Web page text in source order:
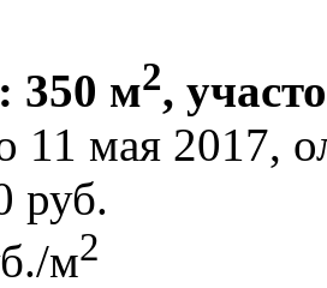
350 м2,
11 мая 2017,
руб.
м2